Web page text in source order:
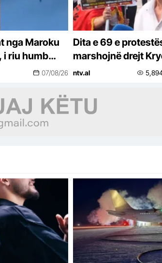
nga Maroku
i riu humb
07/08/26
Dita e 69 e
marshojnë drejt
ntv.al